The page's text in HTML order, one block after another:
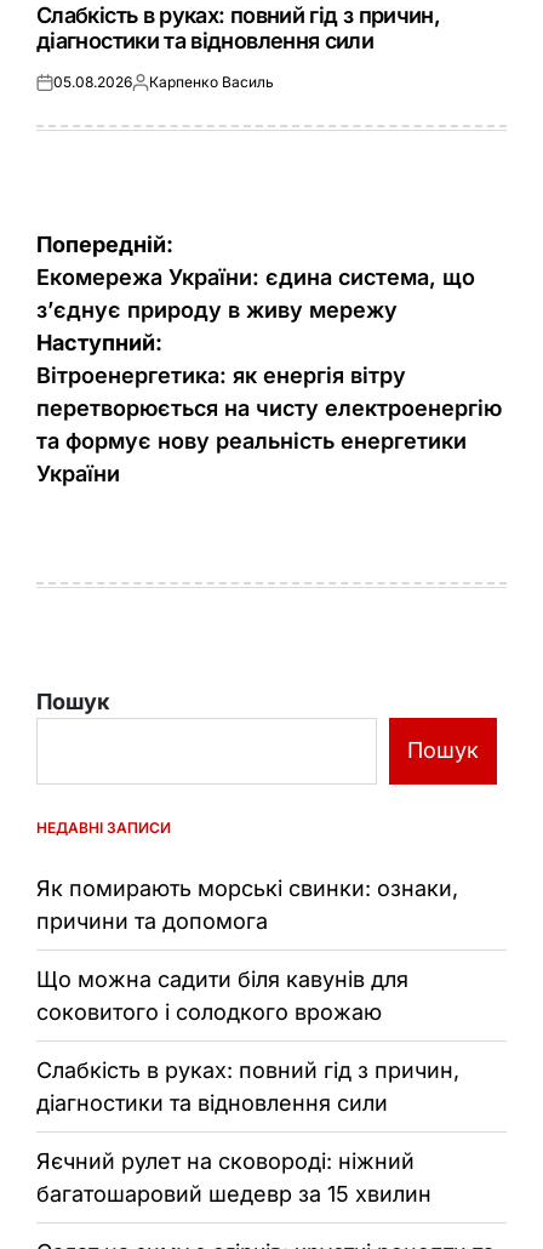
Слабкість в руках: повний гід з причин,
діагностики та відновлення сили
Оприлюднено
05.08.2026Опубліковано
Карпенко Василь
Навігація
записів
Попередній:
Екомережа України: єдина система, що
з’єднує природу в живу мережу
Наступний:
Вітроенергетика: як енергія вітру
перетворюється на чисту електроенергію
та формує нову реальність енергетики
України
Пошук
Пошук
НЕДАВНІ ЗАПИСИ
Як помирають морські свинки: ознаки,
причини та допомога
Що можна садити біля кавунів для
соковитого і солодкого врожаю
Слабкість в руках: повний гід з причин,
діагностики та відновлення сили
Яєчний рулет на сковороді: ніжний
багатошаровий шедевр за 15 хвилин